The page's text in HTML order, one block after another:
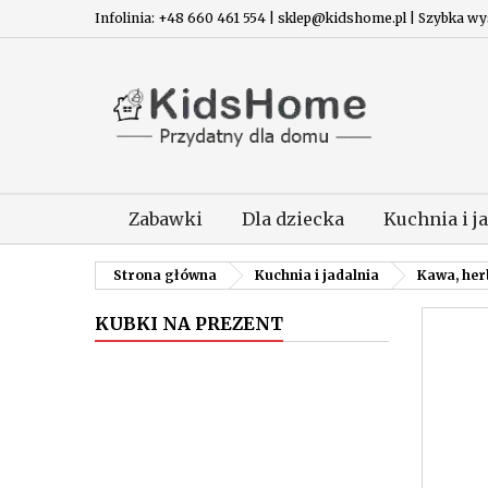
Infolinia: +48 660 461 554 | sklep@kidshome.pl | Szybka
Zabawki Dla dziecka Kuchnia i
Strona główna Kuchnia i jadalnia Kawa,
KUBKI NA PREZENT